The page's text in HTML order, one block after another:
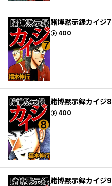
賭博黙示録カイジ7
400
ポイント
賭博黙示録カイジ8
400
ポイント
賭博黙示録カイジ9